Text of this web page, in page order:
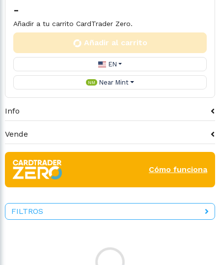
-
Añadir a tu carrito CardTrader Zero.
Añadir al carrito
EN
NM Near Mint
Info
Vende
Cómo funciona
FILTROS